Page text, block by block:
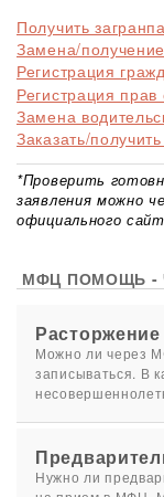
Получить
Замена/
Регистрация
Регистрация прав
Замена
Заказать/
*Проверить
заявления можно
официального
МФЦ ПОМОЩЬ -
Можно ли через
записываться. В
Нужно ли